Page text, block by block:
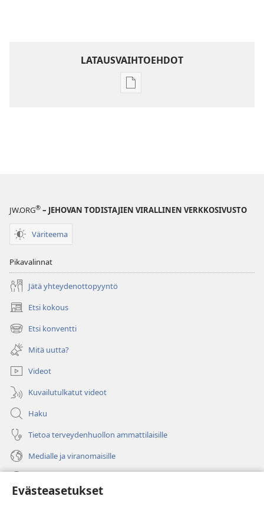
Evästeasetukset
LATAUSVAIHTOEHDOT
Julkaisujen
JW.ORG® – JEHOVAN TODISTAJIEN VIRALLINEN VERKKOSIVUSTO
Väriteema
Pikavalinnat
Jätä yhteydenottopyyntö
Etsi kokous
(avaa
uuden
ikkunan)
Etsi konventti
(avaa
uuden
ikkunan)
Mitä uutta?
Videot
Kuvailutulkatut videot
Haku
Tietoa terveydenhuollon ammattilaisille
Medialle ja viranomaisille